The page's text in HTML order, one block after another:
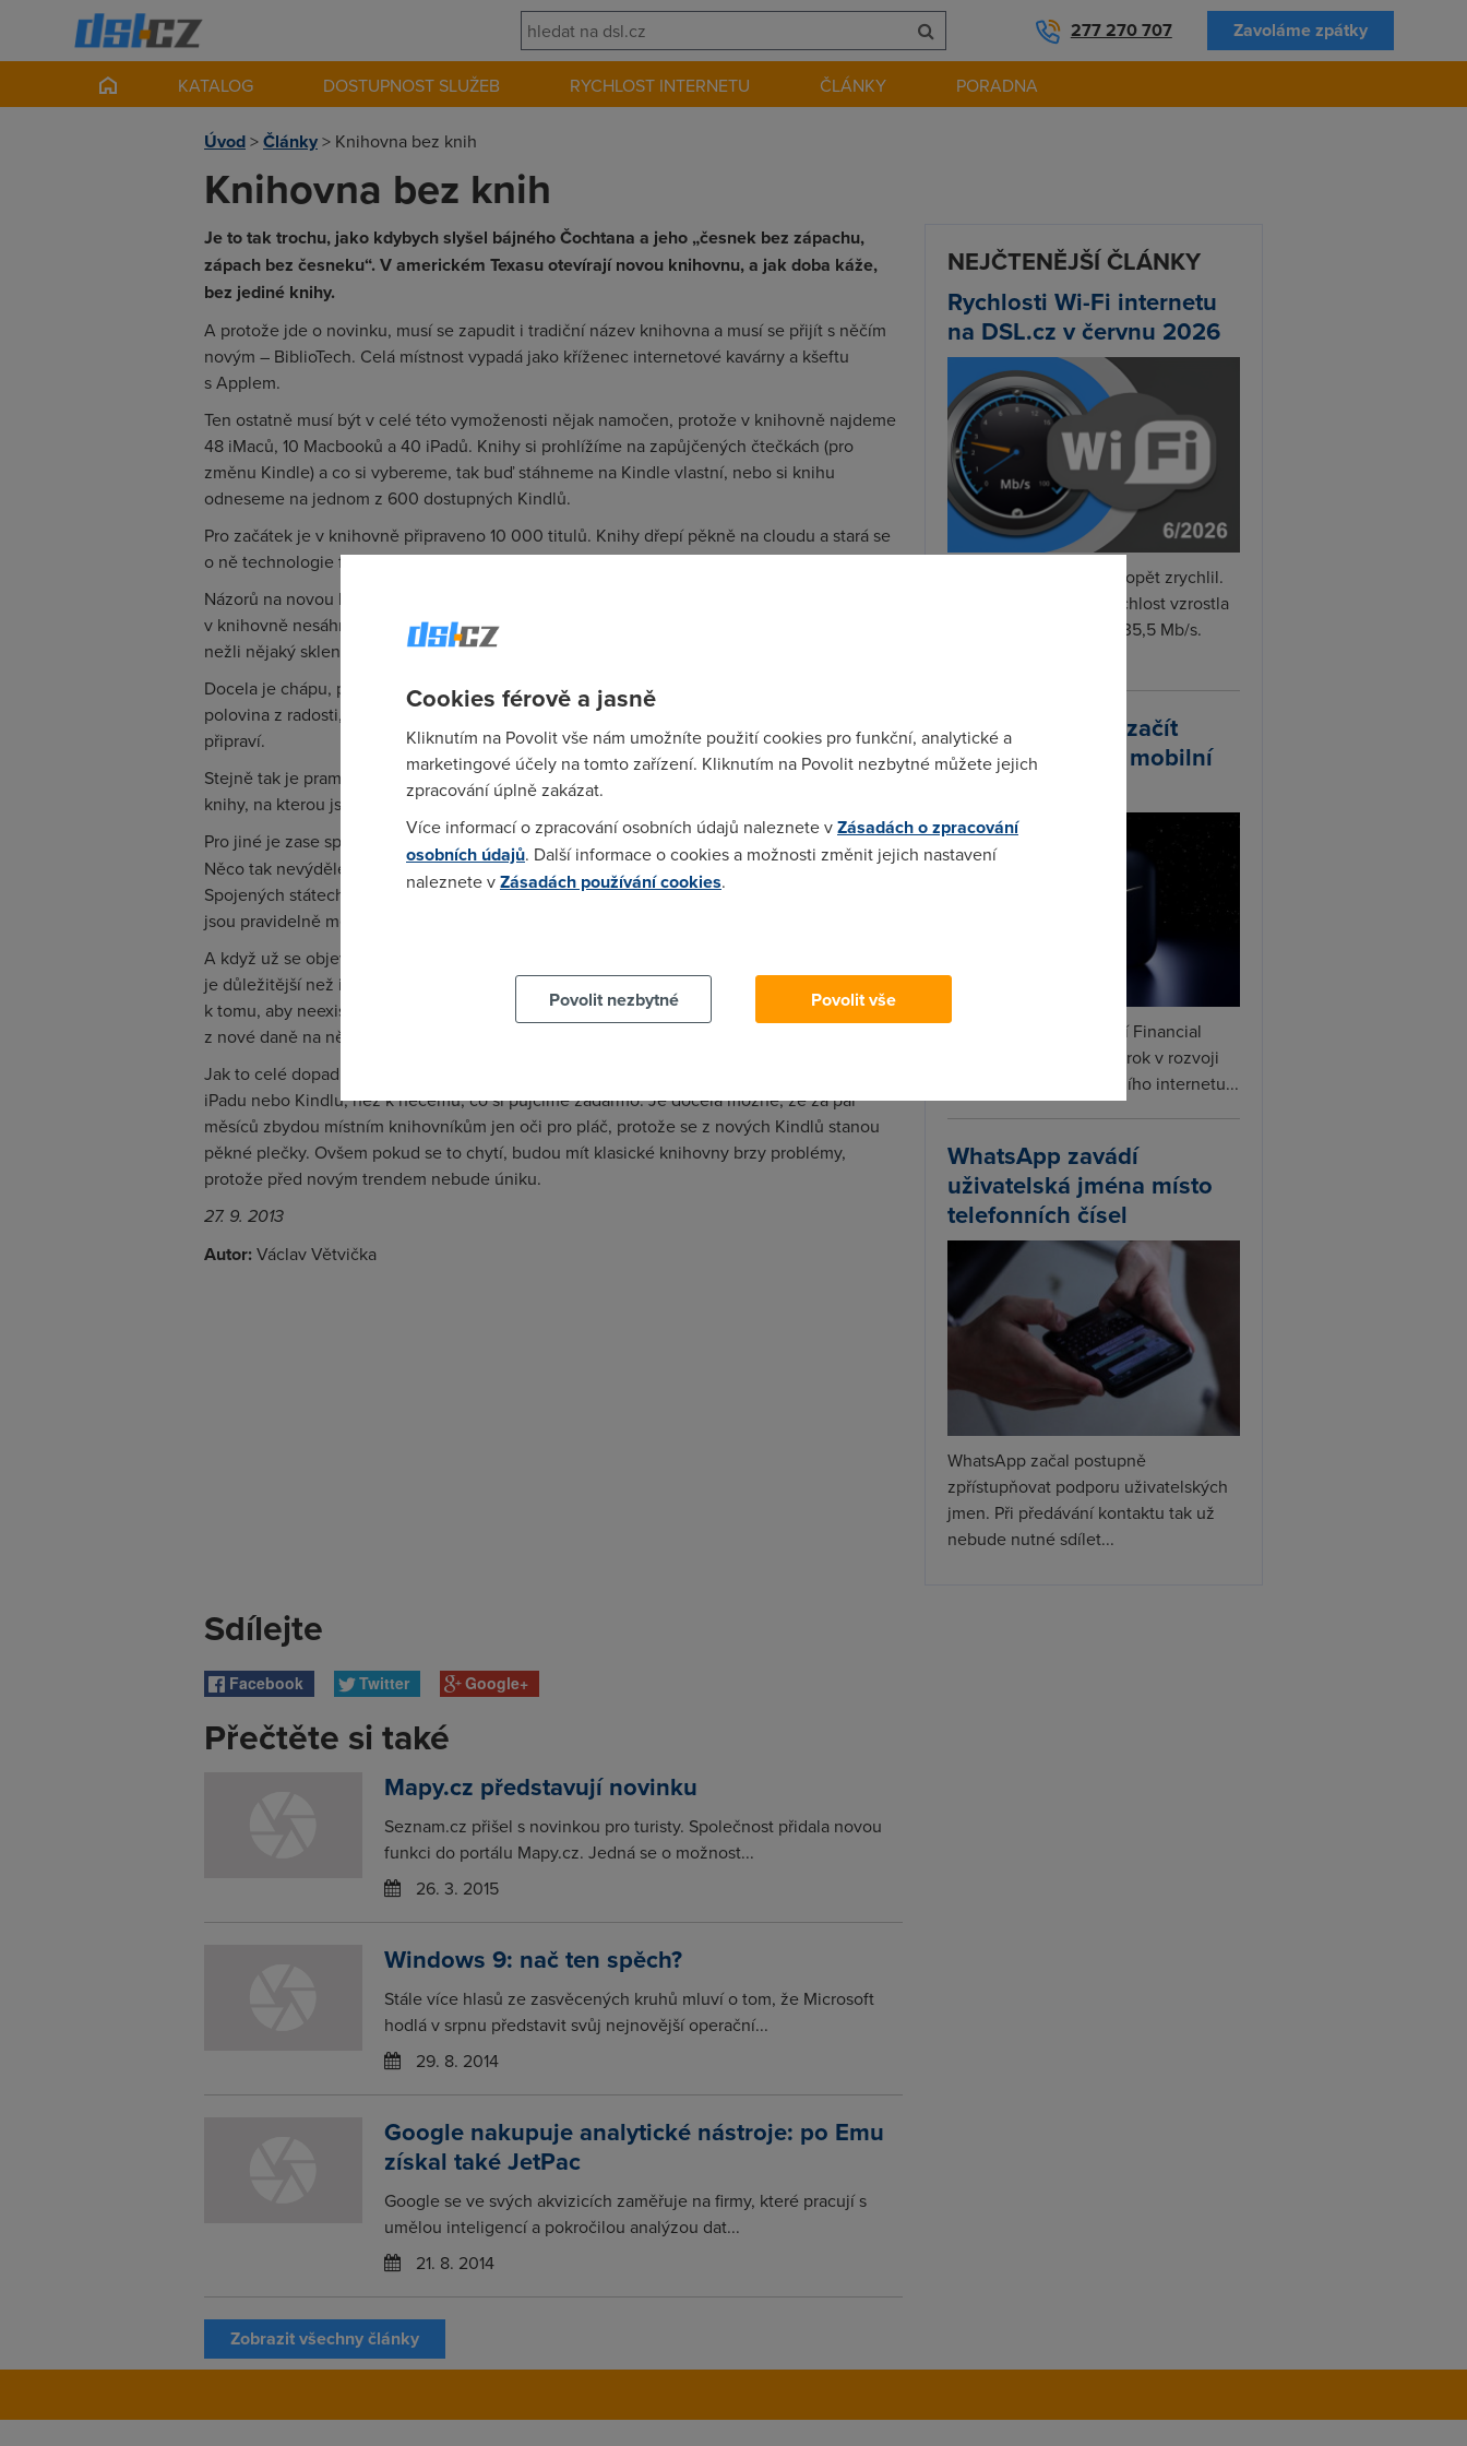
277 270 707 Zavoláme zpátky
KATALOG DOSTUPNOST SLUŽEB RYCHLOST INTERNETU ČLÁNKY PORADNA
Úvod>Články> Knihovna bez knih
Knihovna bez knih
Je to tak trochu, jako kdybych slyšel bájného Čochtana a jeho „česnek bez zápachu,
zápach bez česneku“. V americkém Texasu otevírají novou knihovnu, a jak doba káže,
bez jediné knihy.
A protože jde o novinku, musí se zapudit i tradiční název knihovna a musí se přijít s něčím
novým – BiblioTech. Celá místnost vypadá jako kříženec internetové kavárny a kšeftu
s Applem.
Ten ostatně musí být v celé této vymoženosti nějak namočen, protože v knihovně najdeme
48 iMaců, 10 Macbooků a 40 iPadů. Knihy si prohlížíme na zapůjčených čtečkách (pro
změnu Kindle) a co si vybereme, tak buď stáhneme na Kindle vlastní, nebo si knihu
odneseme na jednom z 600 dostupných Kindlů.
Pro začátek je v knihovně připraveno 10 000 titulů. Knihy dřepí pěkně na cloudu a stará se
o ně technologie firmy 3M Library System.
Názorů na novou knihovnu je samozřejmě celá řada. Některým se zajídá představa, že si
v knihovně nesáhnou na knihu, protože přece jenom knížka v ruce je jinačí počteníčko
nežli nějaký skleněný cecek.
Docela je chápu, pro mne je procházka mezi regály knihovny a postupné vybírání knih
polovina z radosti, kterou z knížky potom doma mám. O tohle mne vybírání na počítači
připraví.
Stejně tak je pramálo radosti v zmáčknutí tlačítka ON na Kindlu, zatímco otevření nové
knihy, na kterou jsem se těšil, je výrazně jiná káva.
Pro jiné je zase spíše
zázrak, že se v dnešní době podaří novou knihovnu vůbec otevřít.
Něco tak nevýdělečného jako knihovna nemá samozřejmě na růžích ustláno nikde, ale ve
Spojených státech snad mají knihovny a knihovníci na zádech namalovaný terč, protože
jsou pravidelně mezi prvními, kde se začne škrtat.
A když už se objeví nějaká osvícená městská rada, které dojde, že investovat do knihovny
je důležitější než investovat třeba do polívek bezdomovců, protože to první může přispět
k tomu, aby neexistovalo to druhé, tak se vyhlásí referendum. A to potom lid „nadšený“
z nové daně na něco tak efemerního jako je knihovna, samozřejmě na fleku zamítne.
Jak to celé dopadne, to se samozřejmě teprve ukáže. Jinak se totiž chováme k vlastnímu
iPadu nebo Kindlu, než k něčemu, co si půjčíme zadarmo. Je docela možné, že za pár
měsíců zbydou místním knihovníkům jen oči pro pláč, protože se z nových Kindlů stanou
pěkné plečky. Ovšem pokud se to chytí, budou mít klasické knihovny brzy problémy,
protože před novým trendem nebude úniku.
27. 9. 2013
Autor: Václav Větvička
Sdílejte
Facebook Twitter Google+
Přečtěte si také
Mapy.cz představují novinku
Seznam.cz přišel s novinkou pro turisty. Společnost přidala novou
funkci do portálu Mapy.cz. Jedná se o možnost...
26. 3. 2015
Windows 9: nač ten spěch?
Stále více hlasů ze zasvěcených kruhů mluví o tom, že Microsoft
hodlá v srpnu představit svůj nejnovější operační...
29. 8. 2014
Google nakupuje analytické nástroje: po Emu
získal také JetPac
Google se ve svých akvizicích zaměřuje na firmy, které pracují s
umělou inteligencí a pokročilou analýzou dat...
21. 8. 2014
Zobrazit všechny články
NEJČTENĚJŠÍ ČLÁNKY
Rychlosti Wi-Fi internetu
na DSL.cz v červnu 2026
Wi-Fi internet v červnu opět zrychlil.
Průměrná naměřená rychlost vzrostla
meziměsíčně o 4 % na 35,5 Mb/s.
Starlink plánuje začít
prodávat vlastní mobilní
SpaceX podle informací Financial
Times připravuje další krok v rozvoji
Starlinku. Vedle satelitního internetu...
WhatsApp zavádí
uživatelská jména místo
telefonních čísel
WhatsApp začal postupně
zpřístupňovat podporu uživatelských
jmen. Při předávání kontaktu tak už
nebude nutné sdílet...
Cookies férově a jasně
Kliknutím na Povolit vše nám umožníte použití cookies pro funkční, analytické a
marketingové účely na tomto zařízení. Kliknutím na Povolit nezbytné můžete jejich
zpracování úplně zakázat.
Více informací o zpracování osobních údajů naleznete vZásadách o zpracování
osobních údajů. Další informace o cookies a možnosti změnit jejich nastavení
naleznete vZásadách používání cookies.
Povolit nezbytné
Povolit vše